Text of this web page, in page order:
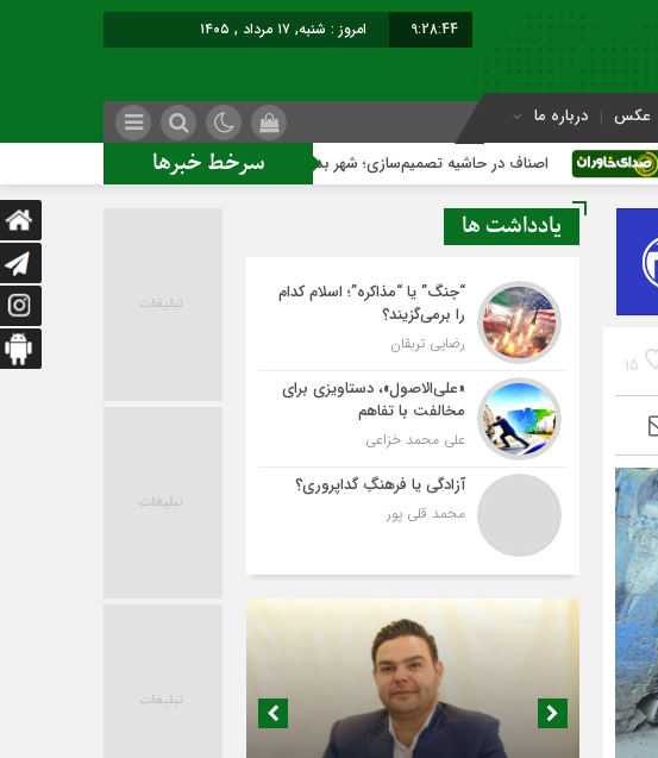
9:28:45 امروز : شنبه, ۱۷ مرداد , ۱۴۰۵
عکس درباره ما
سرخط خبرها در حاشیه تصمیم‌سازی؛ شهر بدون بازار به کجا می‌رسد؟ کاشمر روی ریل توسعه
15
یادداشت ها
“جنگ” یا “مذاکره”؛ اسلام کدام
را برمی‌گزیند؟
رضایی تربقان
«علی‌الاصول»، دستاویزی برای
مخالفت با تفاهم
علی محمد خزاعی
آزادگی یا فرهنگِ گداپروری؟
محمد قلی پور